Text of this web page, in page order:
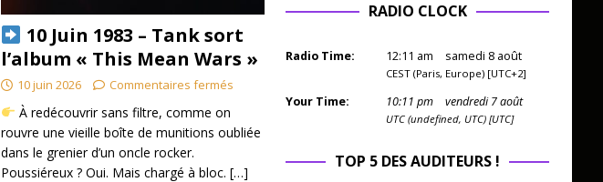
10 Juin 1983 – Tank sort
l’album « This Mean Wars »
10 juin 2026 Commentaires fermés
À redécouvrir sans filtre, comme on
rouvre une vieille boîte de munitions oubliée
dans le grenier d’un oncle rocker.
Poussiéreux ? Oui. Mais chargé à bloc. […]
RADIO CLOCK
Radio Time: 12:11 am samedi 8 août
CEST (Paris, Europe) [UTC+2]
Your Time: 10:11 pm vendredi 7 août
UTC (undefined, UTC) [UTC]
TOP 5 DES AUDITEURS !